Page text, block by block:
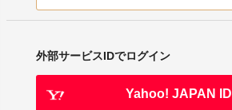
外部サービスIDでログイン
Yahoo! JAPAN ID